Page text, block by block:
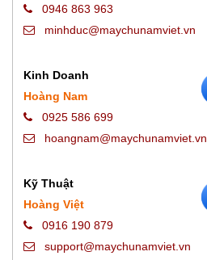
0946 863 963
minhduc@maychunamviet.vn
Kinh Doanh
Hoàng Nam
0925 586 699
hoangnam@maychunamviet.vn
Kỹ Thuật
Hoàng Việt
0916 190 879
support@maychunamviet.vn